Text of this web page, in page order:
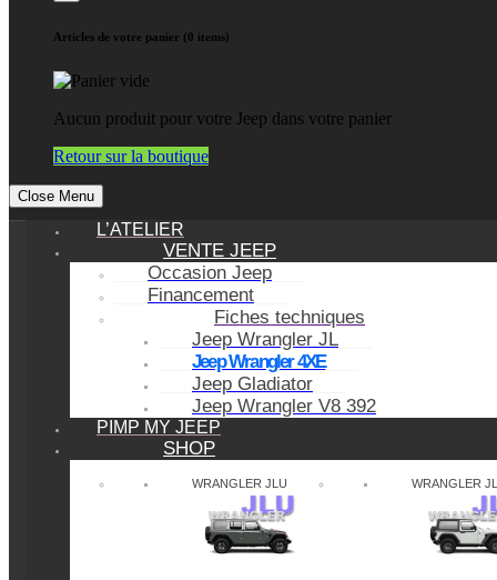
Articles de votre panier (0 items)
Aucun produit pour votre Jeep dans votre panier
Retour sur la boutique
Close Menu
L’ATELIER
VENTE JEEP
Occasion Jeep
Financement
Fiches techniques
Jeep Wrangler JL
Jeep Wrangler 4XE
Jeep Gladiator
Jeep Wrangler V8 392
PIMP MY JEEP
SHOP
WRANGLER JLU WRANGLER JL